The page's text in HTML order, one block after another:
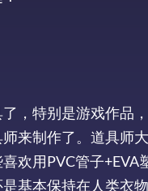
，特别是游戏作品
来制作了。道具师
欢用PVC管子
基本保持在人类衣